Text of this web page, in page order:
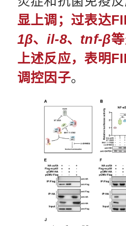
显上调；过表达
1β、 il-8、 tnf-β
上述反应，表明
调控因子。